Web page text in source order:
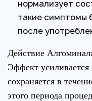
нормализует
такие симптомы
после
Действие
Эффект усиливается
сохраняется в
этого периода